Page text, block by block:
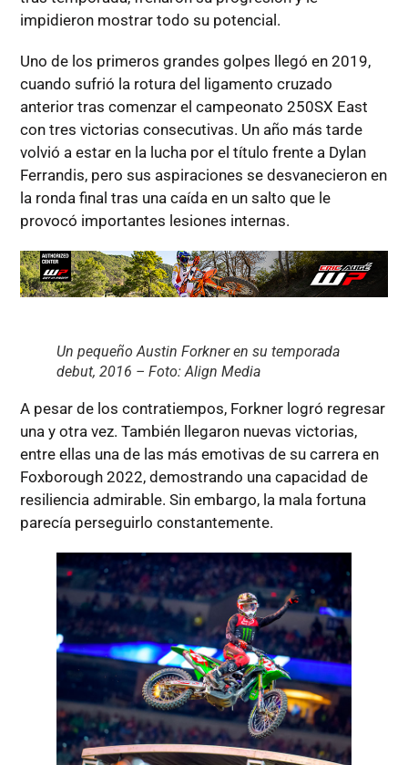
impidieron mostrar todo su potencial.
Uno de los primeros grandes golpes llegó en 2019,
cuando sufrió la rotura del ligamento cruzado
anterior tras comenzar el campeonato 250SX East
con tres victorias consecutivas. Un año más tarde
volvió a estar en la lucha por el título frente a Dylan
Ferrandis, pero sus aspiraciones se desvanecieron en
la ronda final tras una caída en un salto que le
provocó importantes lesiones internas.
Un pequeño Austin Forkner en su temporada
debut, 2016 – Foto: Align Media
A pesar de los contratiempos, Forkner logró regresar
una y otra vez. También llegaron nuevas victorias,
entre ellas una de las más emotivas de su carrera en
Foxborough 2022, demostrando una capacidad de
resiliencia admirable. Sin embargo, la mala fortuna
parecía perseguirlo constantemente.